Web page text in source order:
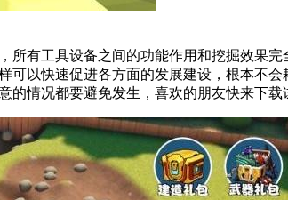
有工具设备之间的功能作用和挖掘效果完
以快速促进各方面的发展建设，根本不
情况都要避免发生，喜欢的朋友快来下载